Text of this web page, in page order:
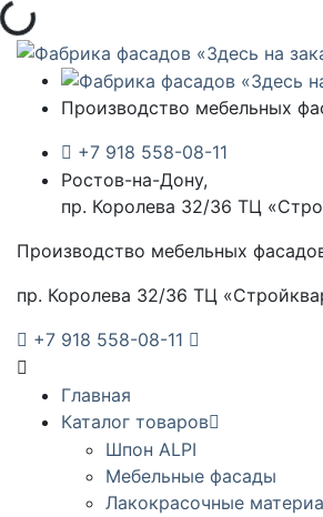
Загрузка...
Производство мебельных
+7 918 558-08-11
Ростов-на-Дону,
пр. Королева 32/36 ТЦ
Производство мебельных
пр. Королева 32/36 ТЦ
+7 918 558-08-11
Главная
Каталог товаров
Шпон ALPI
Мебельные фасады
Лакокрасочные